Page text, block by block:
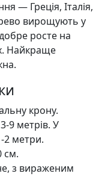
— Греція, Італія,
вирощують у
росте на
Найкраще
крону.
9 метрів. У
2 метри.
см.
з вираженим